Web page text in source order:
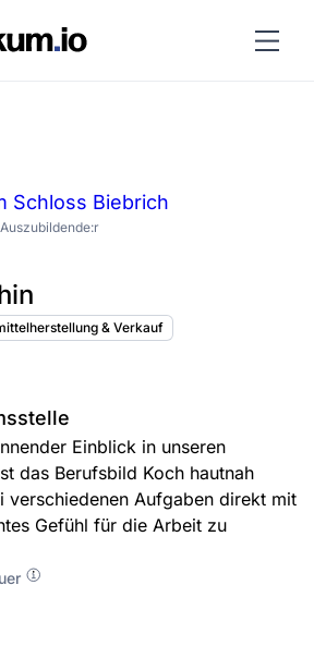
Schloss Biebrich
& Verkauf
Einblick in unseren
das Berufsbild Koch hautnah
verschiedenen Aufgaben direkt mit
Gefühl für die Arbeit zu